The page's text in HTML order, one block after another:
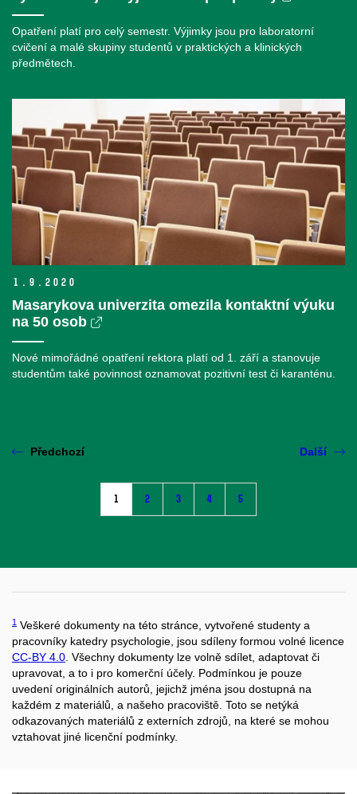
Opatření platí pro celý semestr. Výjimky jsou pro laboratorní
cvičení a malé skupiny studentů v praktických a klinických
předmětech.
1. 9. 2020
Masarykova univerzita omezila kontaktní výuku
na 50 osob
Nové mimořádné opatření rektora platí od 1. září a stanovuje
studentům také povinnost oznamovat pozitivní test či karanténu.
Předchozí
1 2 3 4 5
Další
1 Veškeré dokumenty na této stránce, vytvořené studenty a
pracovníky katedry psychologie, jsou sdíleny formou volné licence
CC-BY 4.0. Všechny dokumenty lze volně sdílet, adaptovat či
upravovat, a to i pro komerční účely. Podmínkou je pouze
uvedení originálních autorů, jejichž jména jsou dostupná na
každém z materiálů, a našeho pracoviště. Toto se netýká
odkazovaných materiálů z externích zdrojů, na které se mohou
vztahovat jiné licenční podmínky.